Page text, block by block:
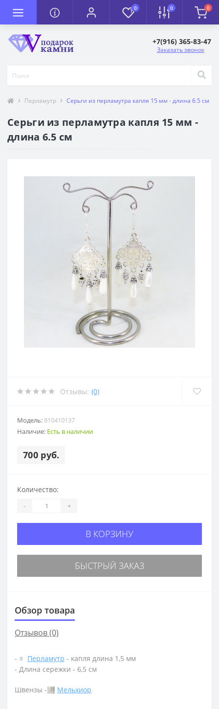
0 0 0
+7(916) 365-83-47
Заказать звонок
Перламутр Серьги из перламутра капля 15 мм - длина 6.5 см
Серьги из перламутра капля 15 мм -
длина 6.5 см
Отзывы: (0)
Модель: 810410137
Наличие: Есть в наличии
700 руб.
Количество:
- +
В КОРЗИНУ
БЫСТРЫЙ ЗАКАЗ
Обзор товара
Отзывов (0)
- Перламутр - капля длина 1,5 мм
- Длина сережки - 6,5 см
Швензы - Мельхиор